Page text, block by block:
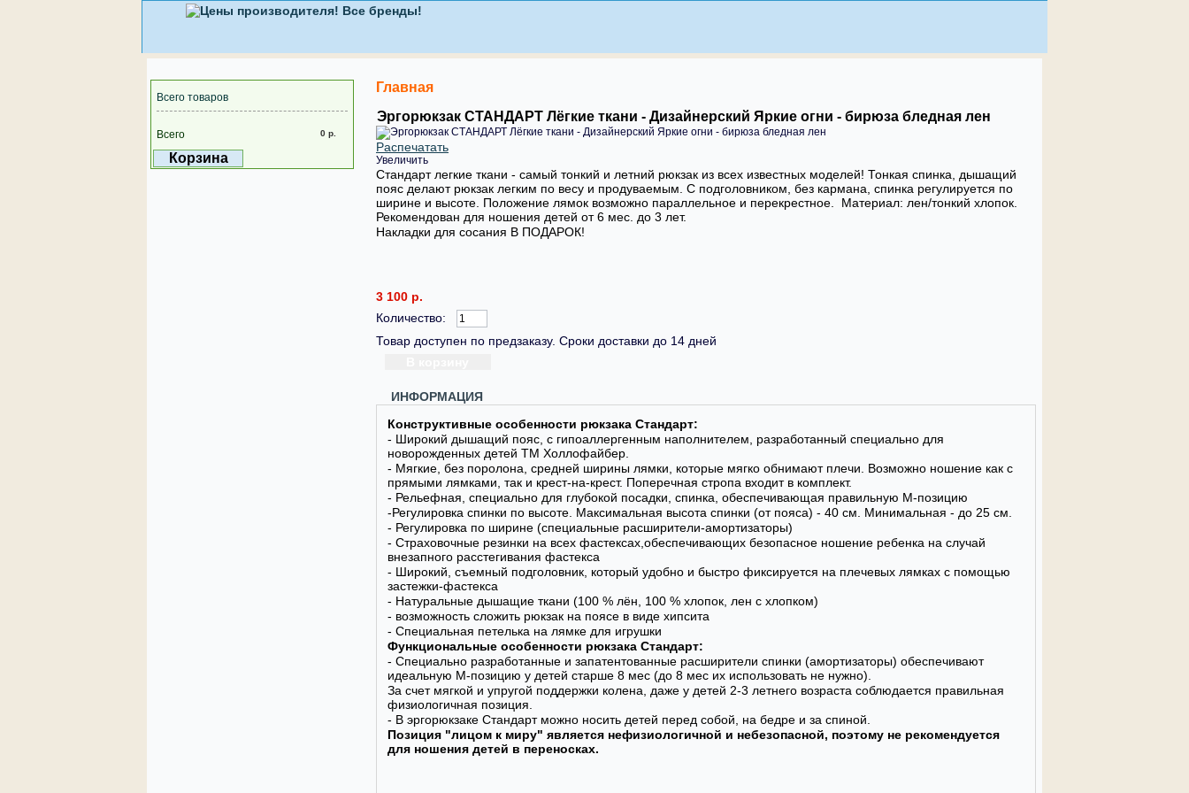
Всего товаров
Всего 0 р.
Корзина
Главная
Эргорюкзак СТАНДАРТ Лёгкие ткани - Дизайнерский Яркие огни - бирюза бледная лен
Распечатать
Увеличить
Стандарт легкие ткани - самый тонкий и летний рюкзак из всех известных моделей! Тонкая спинка, дышащий
пояс делают рюкзак легким по весу и продуваемым. С подголовником, без кармана, спинка регулируется по
ширине и высоте. Положение лямок возможно параллельное и перекрестное. Материал: лен/тонкий хлопок.
Рекомендован для ношения детей от 6 мес. до 3 лет.
Накладки для сосания В ПОДАРОК!
3 100 р.
Количество:
Товар доступен по предзаказу. Сроки доставки до 14 дней
ИНФОРМАЦИЯ
Конструктивные особенности рюкзака Стандарт:
- Широкий дышащий пояс, с гипоаллергенным наполнителем, разработанный специально для
новорожденных детей ТМ Холлофайбер.
- Мягкие, без поролона, средней ширины лямки, которые мягко обнимают плечи. Возможно ношение как с
прямыми лямками, так и крест-на-крест. Поперечная стропа входит в комплект.
- Рельефная, специально для глубокой посадки, спинка, обеспечивающая правильную М-позицию
-Регулировка спинки по высоте. Максимальная высота спинки (от пояса) - 40 см. Минимальная - до 25 см.
- Регулировка по ширине (специальные расширители-амортизаторы)
- Страховочные резинки на всех фастексах,обеспечивающих безопасное ношение ребенка на случай
внезапного расстегивания фастекса
- Широкий, съемный подголовник, который удобно и быстро фиксируется на плечевых лямках с помощью
застежки-фастекса
- Натуральные дышащие ткани (100 % лён, 100 % хлопок, лен с хлопком)
- возможность сложить рюкзак на поясе в виде хипсита
- Специальная петелька на лямке для игрушки
Функциональные особенности рюкзака Стандарт:
- Специально разработанные и запатентованные расширители спинки (амортизаторы) обеспечивают
идеальную М-позицию у детей старше 8 мес (до 8 мес их использовать не нужно).
За счет мягкой и упругой поддержки колена, даже у детей 2-3 летнего возраста соблюдается правильная
физиологичная позиция.
- В эргорюкзаке Стандарт можно носить детей перед собой, на бедре и за спиной.
Позиция "лицом к миру" является нефизиологичной и небезопасной, поэтому не рекомендуется
для ношения детей в переносках.